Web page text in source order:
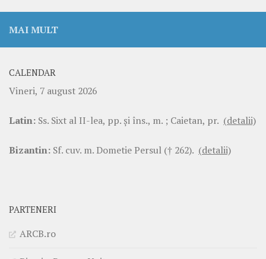
MAI MULT
CALENDAR
Vineri, 7 august 2026
Latin: Ss. Sixt al II-lea, pp. şi îns., m. ; Caietan, pr. (detalii)
Bizantin: Sf. cuv. m. Dometie Persul († 262). (detalii)
PARTENERI
ARCB.ro